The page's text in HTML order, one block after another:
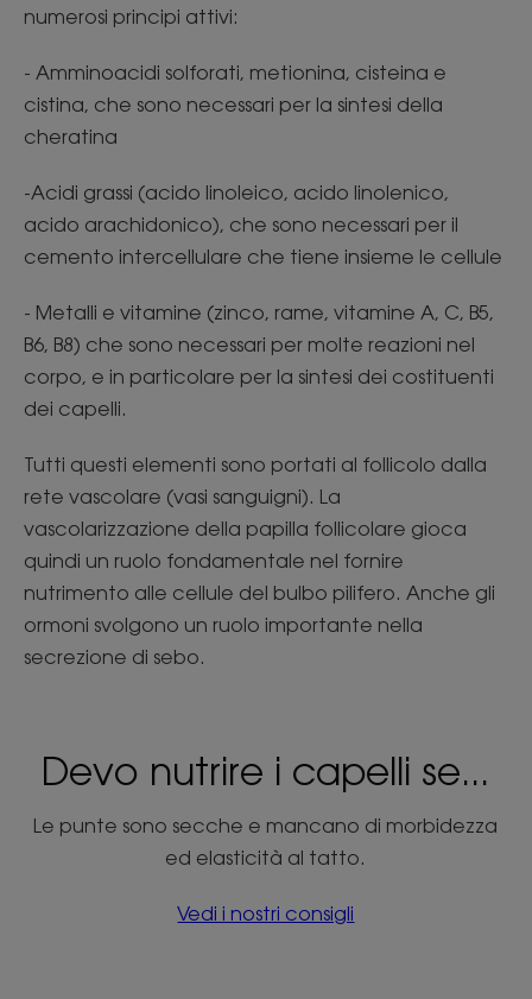
numerosi principi attivi:
- Amminoacidi solforati, metionina, cisteina e
cistina, che sono necessari per la sintesi della
cheratina
-Acidi grassi (acido linoleico, acido linolenico,
acido arachidonico), che sono necessari per il
cemento intercellulare che tiene insieme le cellule
- Metalli e vitamine (zinco, rame, vitamine A, C, B5,
B6, B8) che sono necessari per molte reazioni nel
corpo, e in particolare per la sintesi dei costituenti
dei capelli.
Tutti questi elementi sono portati al follicolo dalla
rete vascolare (vasi sanguigni). La
vascolarizzazione della papilla follicolare gioca
quindi un ruolo fondamentale nel fornire
nutrimento alle cellule del bulbo pilifero. Anche gli
ormoni svolgono un ruolo importante nella
secrezione di sebo.
Devo nutrire i capelli se...
Le punte sono secche e mancano di morbidezza
ed elasticità al tatto.
Vedi i nostri consigli